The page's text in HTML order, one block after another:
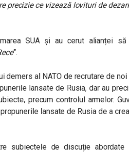
precizie ce vizează lovituri de
SUA și au cerut alianței
”.
demers al NATO de recrutare de
lansate de Rusia, dar au
precum controlul armelor.
lansate de Rusia de a
subiectele de discuție